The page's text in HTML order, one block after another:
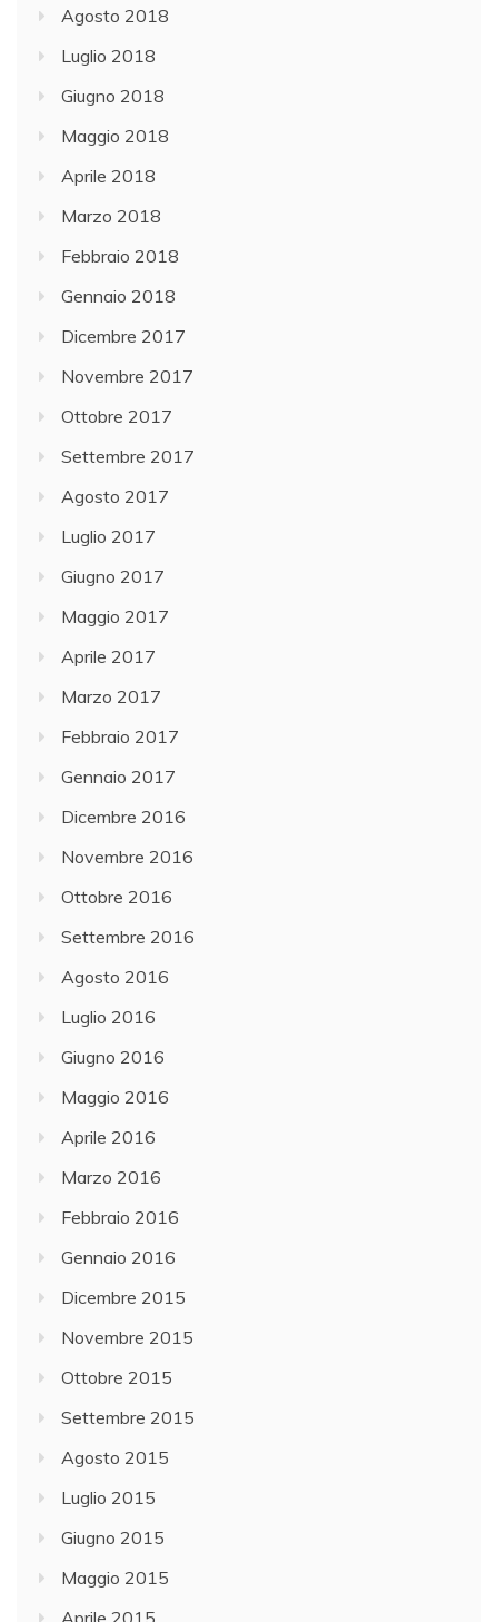
Agosto 2018
Luglio 2018
Giugno 2018
Maggio 2018
Aprile 2018
Marzo 2018
Febbraio 2018
Gennaio 2018
Dicembre 2017
Novembre 2017
Ottobre 2017
Settembre 2017
Agosto 2017
Luglio 2017
Giugno 2017
Maggio 2017
Aprile 2017
Marzo 2017
Febbraio 2017
Gennaio 2017
Dicembre 2016
Novembre 2016
Ottobre 2016
Settembre 2016
Agosto 2016
Luglio 2016
Giugno 2016
Maggio 2016
Aprile 2016
Marzo 2016
Febbraio 2016
Gennaio 2016
Dicembre 2015
Novembre 2015
Ottobre 2015
Settembre 2015
Agosto 2015
Luglio 2015
Giugno 2015
Maggio 2015
Aprile 2015